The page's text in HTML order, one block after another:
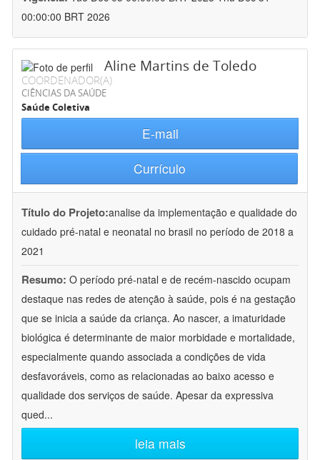
00:00:00 BRT 2026
Aline Martins de Toledo
COORDENADOR(A)
CIÊNCIAS DA SAÚDE
Saúde Coletiva
E-mail
Currículo
Título do Projeto:analise da implementação e qualidade do
cuidado pré-natal e neonatal no brasil no período de 2018 a
2021
Resumo: O período pré-natal e de recém-nascido ocupam
destaque nas redes de atenção à saúde, pois é na gestação
que se inicia a saúde da criança. Ao nascer, a imaturidade
biológica é determinante de maior morbidade e mortalidade,
especialmente quando associada a condições de vida
desfavoráveis, como as relacionadas ao baixo acesso e
qualidade dos serviços de saúde. Apesar da expressiva
qued...
leia mais